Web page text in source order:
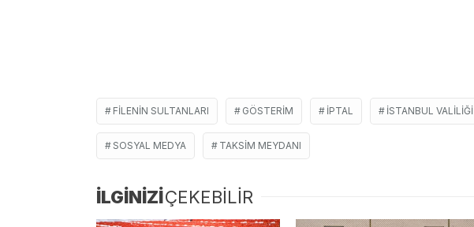
FILENIN SULTANLARI GÖSTERIM IPTAL ISTANBUL VALILIĞI
SOSYAL MEDYA TAKSIM MEYDANI
İLGİNİZİÇEKEBİLİR